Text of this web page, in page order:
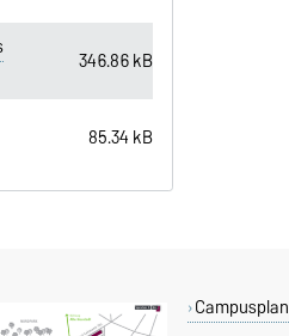
346.86 kB
85.34 kB
Campusplan